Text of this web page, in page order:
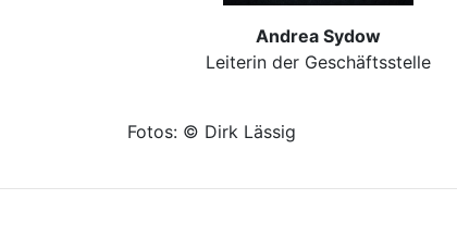
Andrea Sydow
Leiterin der Geschäftsstelle
Fotos: © Dirk Lässig